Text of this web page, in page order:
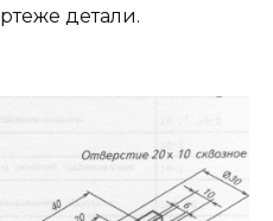
детали.